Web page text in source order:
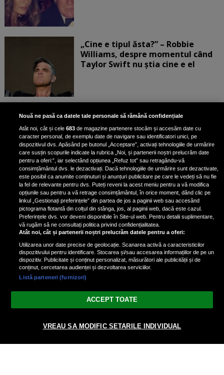
„Cine e tipul ăsta?” – Robbie
Williams, despre momentul când
Taylor Swift nu știa cine e el
Bruce Dickinson, solistul trupei
Iron Maiden, şi-a arătat talentul
de scrimer la un concurs în Franţa
Nicki Minaj, acuzată de agresiune
de fostul manager: Detalii șocante
din proces
Nicki Minaj le-a lăudat pe...
Vezi varianta Desktop
© 2026 radiodcnews.ro | Toate drepturile rezervate.
Nouă ne pasă ca datele tale personale să rămână confidențiale
Atât noi, cât și cele683 de magazine partenere stocăm și accesăm date cu
caracter personal, de exemplu date de navigare sau identificatori unici, pe
dispozitivul dvs. Apăsând pe butonul „Acceptare”, activați tehnologiile de urmărire
care susțin scopurile indicate la rubrica „Noi, și partenerii noștri prelucrăm date
pentru a oferi:”, iar selectând opțiunea „Refuz tot” sau retragându-vă
consimțământul dvs. le dezactivați. Dacă tehnologiile de urmărire sunt dezactivate,
este posibil ca anumite conținuturi și anunțuri publicitare pe care le vedeți să nu fie
la fel de relevante pentru dvs. Puteți reveni la acest meniu pentru a vă modifica
opțiunile sau pentru a vă retrage consimțământul, în orice moment, dând clic pe
linkul „Gestionați preferințele” din partea de jos a paginii web sau accesând
pictograma flotantă din colțul din stânga, jos, al paginii web, dacă este cazul.
Preferințele dvs. vor deveni disponibile în Site-ul web. Pentru detalii suplimentare,
vă rugăm să ne consultați politica privind confidențialitatea.
Atât noi, cât și partenerii noștri prelucrăm datele pentru a oferi:
Utilizarea unor date precise de geolocație. Scanarea activă a caracteristicilor
dispozitivului pentru identificare. Stocarea și/sau accesarea informațiilor de pe un
dispozitiv. Publicitate și conținut personalizat, măsurători ale publicității și de
conținut, cercetarea audienței și dezvoltarea serviciilor.
Listă parteneri (furnizori)
ACCEPT TOATE
VREAU SA MODIFIC SETARILE INDIVIDUAL